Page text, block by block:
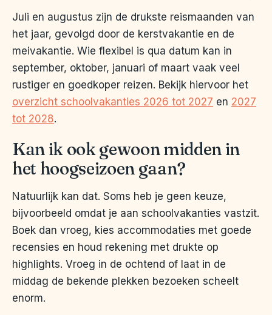
Juli en augustus zijn de drukste reismaanden van
het jaar, gevolgd door de kerstvakantie en de
meivakantie. Wie flexibel is qua datum kan in
september, oktober, januari of maart vaak veel
rustiger en goedkoper reizen. Bekijk hiervoor het
overzicht schoolvakanties 2026 tot 2027 en 2027
tot 2028.
Kan ik ook gewoon midden in
het hoogseizoen gaan?
Natuurlijk kan dat. Soms heb je geen keuze,
bijvoorbeeld omdat je aan schoolvakanties vastzit.
Boek dan vroeg, kies accommodaties met goede
recensies en houd rekening met drukte op
highlights. Vroeg in de ochtend of laat in de
middag de bekende plekken bezoeken scheelt
enorm.